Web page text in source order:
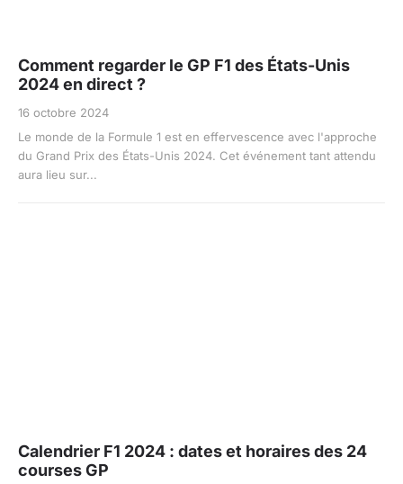
Comment regarder le GP F1 des États-Unis
2024 en direct ?
16 octobre 2024
Le monde de la Formule 1 est en effervescence avec l'approche
du Grand Prix des États-Unis 2024. Cet événement tant attendu
aura lieu sur...
Calendrier F1 2024 : dates et horaires des 24
courses GP